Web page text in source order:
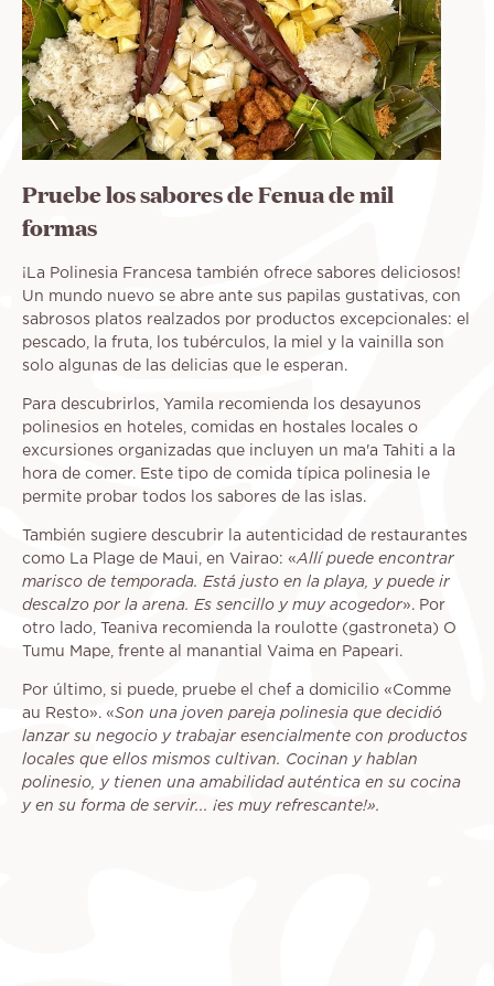
Pruebe los sabores de Fenua de mil
formas
¡La Polinesia Francesa también ofrece sabores deliciosos!
Un mundo nuevo se abre ante sus papilas gustativas, con
sabrosos platos realzados por productos excepcionales: el
pescado, la fruta, los tubérculos, la miel y la vainilla son
solo algunas de las delicias que le esperan.
Para descubrirlos, Yamila recomienda los desayunos
polinesios en hoteles, comidas en hostales locales o
excursiones organizadas que incluyen un ma'a Tahiti a la
hora de comer. Este tipo de comida típica polinesia le
permite probar todos los sabores de las islas.
También sugiere descubrir la autenticidad de restaurantes
como La Plage de Maui, en Vairao: «Allí puede encontrar
marisco de temporada. Está justo en la playa, y puede ir
descalzo por la arena. Es sencillo y muy acogedor». Por
otro lado, Teaniva recomienda la roulotte (gastroneta) O
Tumu Mape, frente al manantial Vaima en Papeari.
Por último, si puede, pruebe el chef a domicilio «Comme
au Resto». «Son una joven pareja polinesia que decidió
lanzar su negocio y trabajar esencialmente con productos
locales que ellos mismos cultivan. Cocinan y hablan
polinesio, y tienen una amabilidad auténtica en su cocina
y en su forma de servir... ¡es muy refrescante!».